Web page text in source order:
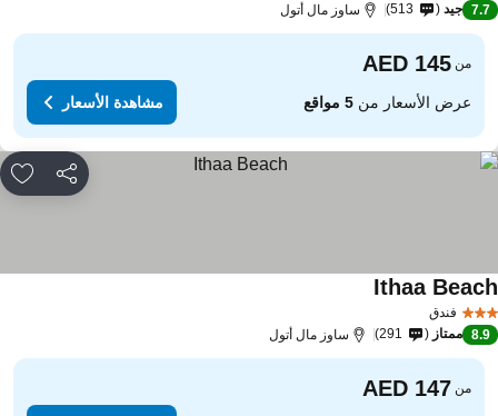
7.7 جيد 513 ساوز مال أتول
من
عرض الأسعار من5 مواقع مشاهدة الأسعار
مشاركة
فندق
Ithaa
8.9 ممتاز 291 ساوز مال أتول
من